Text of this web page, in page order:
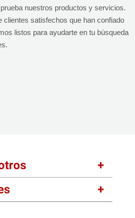
nuestros productos y servicios.
clientes satisfechos que han confiado
listos para ayudarte en tu búsqueda